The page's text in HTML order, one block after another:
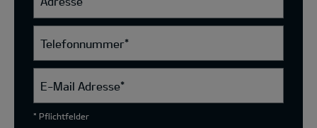
Telefonnummer*
E-Mail Adresse*
* Pflichtfelder